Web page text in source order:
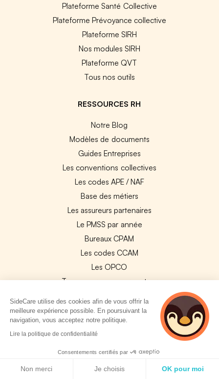
Plateforme Santé Collective
Plateforme Prévoyance collective
Plateforme SIRH
Nos modules SIRH
Plateforme QVT
Tous nos outils
RESSOURCES RH
Notre Blog
Modèles de documents
Guides Entreprises
Les conventions collectives
Les codes APE / NAF
Base des métiers
Les assureurs partenaires
Le PMSS par année
Bureaux CPAM
Les codes CCAM
Les OPCO
Tops assurances par secteur
Boîte à outils santé
Les garanties des assurances entreprises
PARTENAIRES
Experts-Comptables
SideCare utilise des cookies afin de vous offrir la
meilleure expérience possible. En poursuivant la
navigation, vous acceptez notre politique.
Lire la politique de confidentialité
Consentements certifiés par
Non merci Je choisis OK pour moi
2 personnes
consultent
actuellement cette